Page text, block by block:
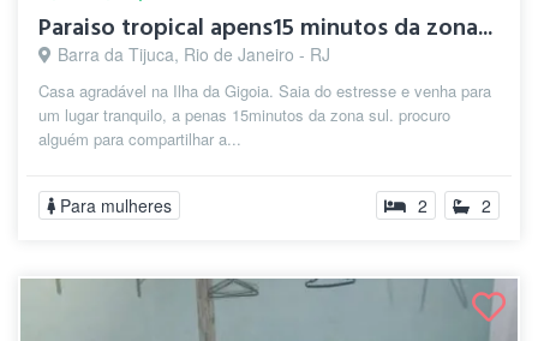
Paraiso tropical apens15 minutos da zona...
Barra da Tijuca, Rio de Janeiro - RJ
Casa agradável na Ilha da Gigoia. Saia do estresse e venha para
um lugar tranquilo, a penas 15minutos da zona sul. procuro
alguém para compartilhar a...
Para mulheres 2 2